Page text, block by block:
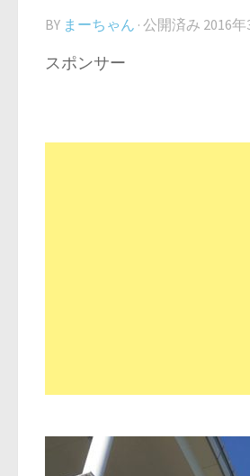
BY まーちゃん · 公開済み 2016年
スポンサー